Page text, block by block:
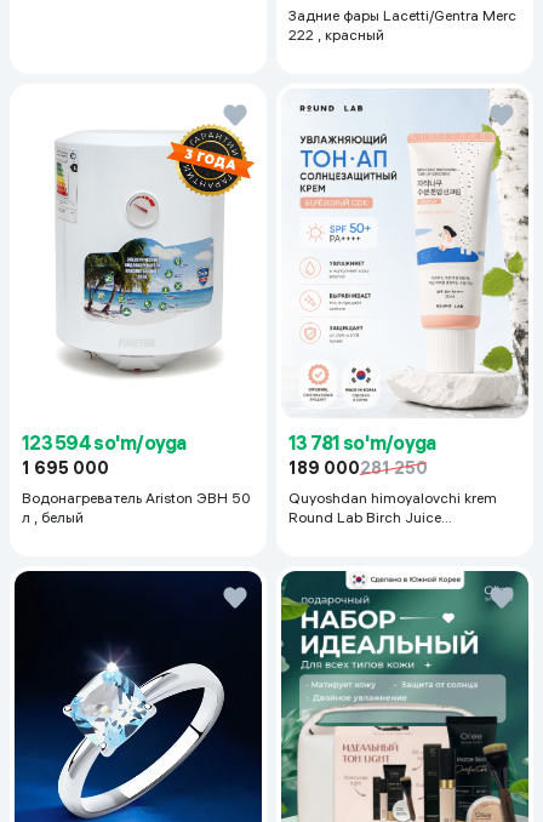
Задние фары Lacetti/Gentra Merc
222 , красный
123 594 so'm/oyga
1 695 000
Водонагреватель Ariston ЭВН 50
л , белый
13 781 so'm/oyga
189 000281 250
Quyoshdan himoyalovchi krem
Round Lab Birch Juice